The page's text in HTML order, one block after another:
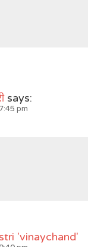
says:
pm
'vinaychand'